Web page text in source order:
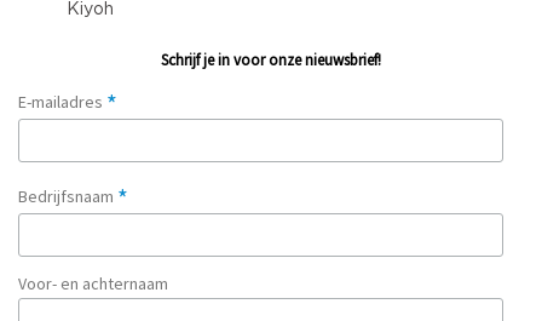
Schrijf je in voor onze nieuwsbrief!
E-mailadres *
Bedrijfsnaam *
Voor- en achternaam